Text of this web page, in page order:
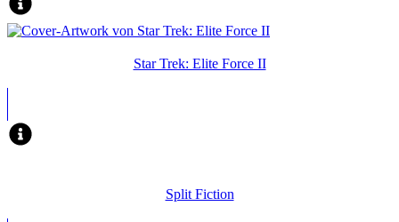
Star Trek: Elite Force II
Split Fiction